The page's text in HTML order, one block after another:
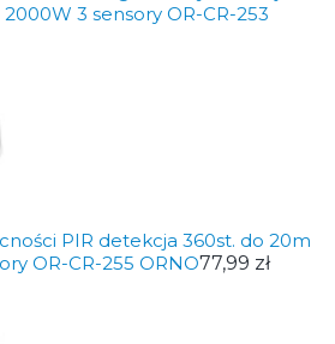
3 sensory OR-CR-253
PIR detekcja 360st. do 20m
OR-CR-255 ORNO77,99 zł